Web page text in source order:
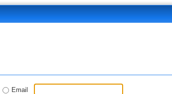
Email